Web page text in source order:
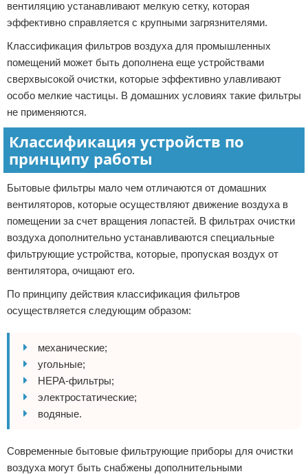
вентиляцию устанавливают мелкую сетку, которая
эффективно справляется с крупными загрязнителями.
Классификация фильтров воздуха для промышленных
помещений может быть дополнена еще устройствами
сверхвысокой очистки, которые эффективно улавливают
особо мелкие частицы. В домашних условиях такие фильтры
не применяются.
Классификация устройств по
принципу работы
Бытовые фильтры мало чем отличаются от домашних
вентиляторов, которые осуществляют движение воздуха в
помещении за счет вращения лопастей. В фильтрах очистки
воздуха дополнительно устанавливаются специальные
фильтрующие устройства, которые, пропуская воздух от
вентилятора, очищают его.
По принципу действия классификация фильтров
осуществляется следующим образом:
механические;
угольные;
HEPA-фильтры;
электростатические;
водяные.
Современные бытовые фильтрующие приборы для очистки
воздуха могут быть снабжены дополнительными